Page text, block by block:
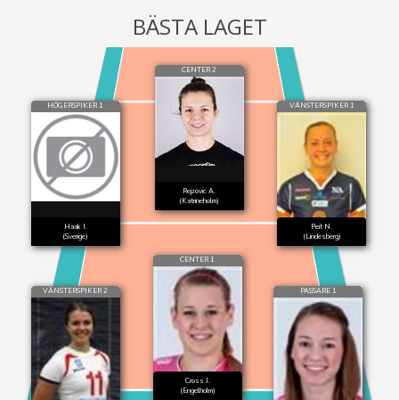
BÄSTA LAGET
HÖGERSPIKER 1
Haak I.
(Sverige)
CENTER 2
Rejzovic A.
(Katrineholm)
VÄNSTERSPIKER 1
Peit N.
(Lindesberg)
VÄNSTERSPIKER 2
CENTER 1
Cross J.
(Engelholm)
PASSARE 1